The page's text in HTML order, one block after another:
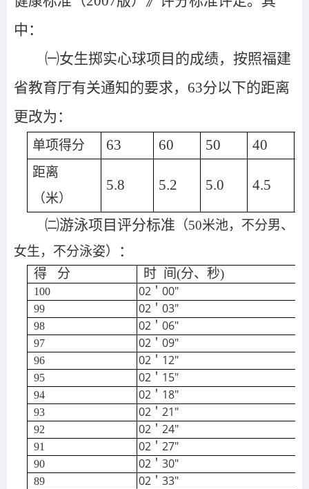
中：
㈠女生掷实心球项目的成绩，按照福建
省教育厅有关通知的要求，63分以下的距离
更改为：
单项得分 63 60 50 40
距离
（米）
5.8 5.2 5.0 4.5
㈡游泳项目评分标准 （50米池，不分男、
女生，不分泳姿） ：
得 分 时 间(分、秒)
100 02＇00″
99 02＇03″
98 02＇06″
97 02＇09″
96 02＇12″
95 02＇15″
94 02＇18″
93 02＇21″
92 02＇24″
91 02＇27″
90 02＇30″
89 02＇33″